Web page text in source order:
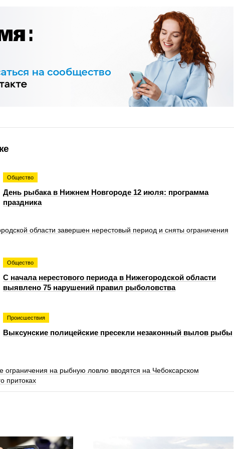
Общество
День рыбака в Нижнем Новгороде 12 июля: программа
праздника
области завершен нерестовый период и сняты ограничения
Общество
С начала нерестового периода в Нижегородской области
выявлено 75 нарушений правил рыболовства
Происшествия
Выксунские полицейские пресекли незаконный вылов рыбы
ограничения на рыбную ловлю вводятся на Чебоксарском
притоках